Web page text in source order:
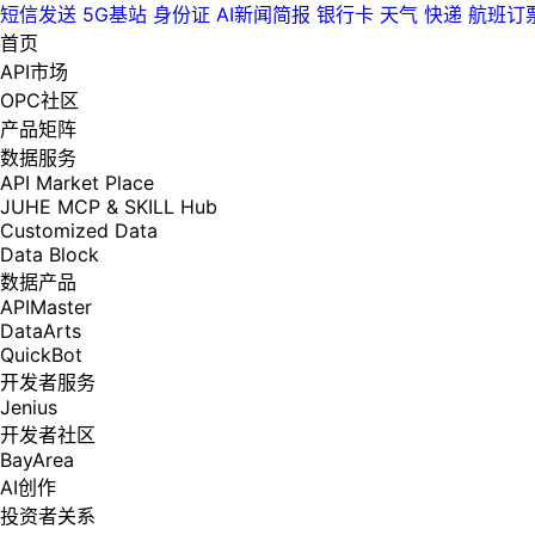
短信发送 5G基站 身份证 AI新闻简报 银行卡 天气 快递 航班订
首页
API市场
OPC社区
产品矩阵
数据服务
API Market Place
JUHE MCP & SKILL Hub
Customized Data
Data Block
数据产品
APIMaster
DataArts
QuickBot
开发者服务
Jenius
开发者社区
BayArea
AI创作
投资者关系